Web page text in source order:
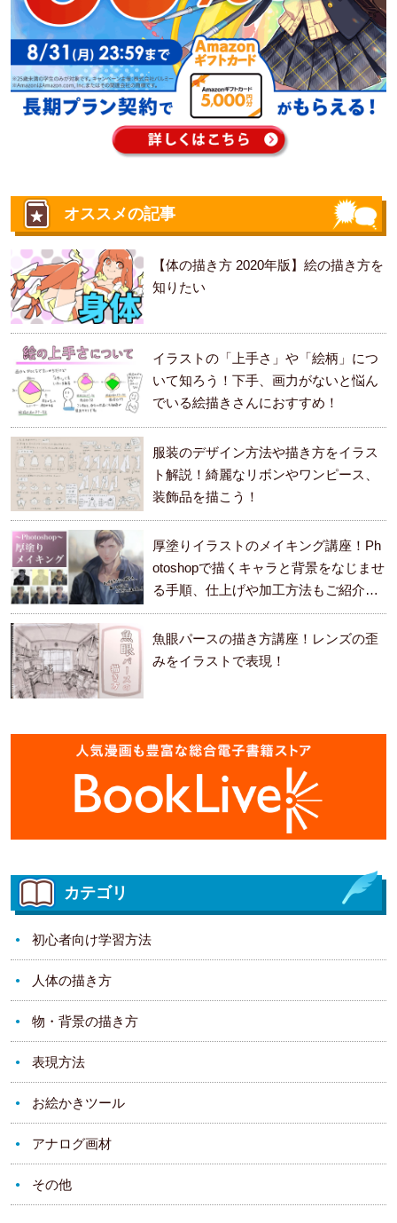
オススメの記事
【体の描き方 2020年版】絵の描き方を
知りたい
イラストの「上手さ」や「絵柄」につ
いて知ろう！下手、画力がないと悩ん
でいる絵描きさんにおすすめ！
服装のデザイン方法や描き方をイラス
ト解説！綺麗なリボンやワンピース、
装飾品を描こう！
厚塗りイラストのメイキング講座！Ph
otoshopで描くキャラと背景をなじませ
る手順、仕上げや加工方法もご紹介し
ます。
魚眼パースの描き方講座！レンズの歪
みをイラストで表現！
カテゴリ
初心者向け学習方法
人体の描き方
物・背景の描き方
表現方法
お絵かきツール
アナログ画材
その他